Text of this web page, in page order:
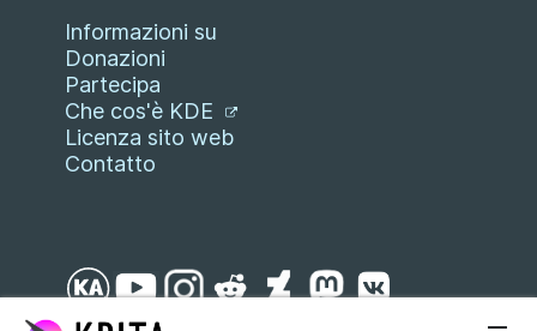
Informazioni su
Donazioni
Partecipa
Che cos'è KDE
Licenza sito web
Contatto